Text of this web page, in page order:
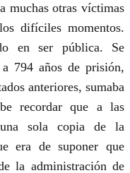
muchas otras víctimas
difíciles momentos.
en ser pública. Se
794 años de prisión,
anteriores, sumaba
recordar que a las
sola copia de la
era de suponer que
la administración de